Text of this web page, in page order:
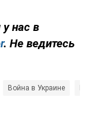
нас в
. Не ведитесь
Война в Украине